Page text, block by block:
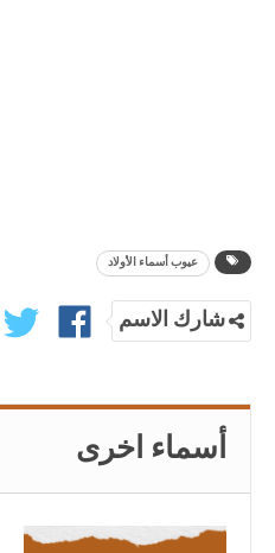
عيوب أسماء الأولاد
شارك الاسم
أسماء اخرى